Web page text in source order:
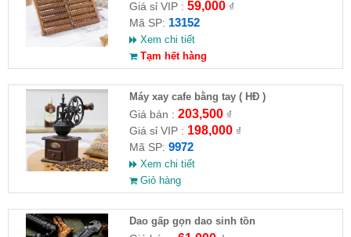
Giá sỉ VIP : 59,000₫
Mã SP: 13152
Xem chi tiết
Tạm hết hàng
Máy xay cafe bằng tay ( HĐ )
Giá bán : 203,500₫
Giá sỉ VIP : 198,000₫
Mã SP: 9972
Xem chi tiết
Giỏ hàng
Dao gấp gọn dao sinh tồn